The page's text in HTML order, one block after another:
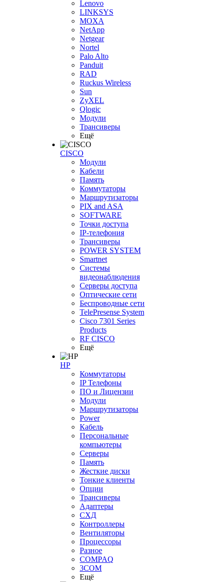
Lenovo
LINKSYS
MOXA
NetApp
Netgear
Nortel
Palo Alto
Panduit
RAD
Ruckus Wireless
Sun
ZyXEL
Qlogic
Модули
Трансиверы
Ещё
CISCO
Модули
Кабели
Память
Коммутаторы
Маршрутизаторы
PIX and ASA
SOFTWARE
Точки доступа
IP-телефония
Трансиверы
POWER SYSTEM
Smartnet
Системы
видеонаблюдения
Серверы доступа
Оптические сети
Беспроводные сети
TelePresense System
Cisco 7301 Series
Products
RF CISCO
Ещё
HP
Коммутаторы
IP Телефоны
ПО и Лицензии
Модули
Маршрутизаторы
Power
Кабель
Персональные
компьютеры
Серверы
Память
Жесткие диски
Тонкие клиенты
Опции
Трансиверы
Адаптеры
СХД
Контроллеры
Вентиляторы
Процессоры
Разное
COMPAQ
3COM
Ещё